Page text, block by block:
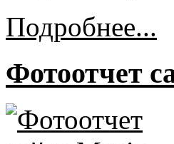
Подробнее...
Фотоотчет